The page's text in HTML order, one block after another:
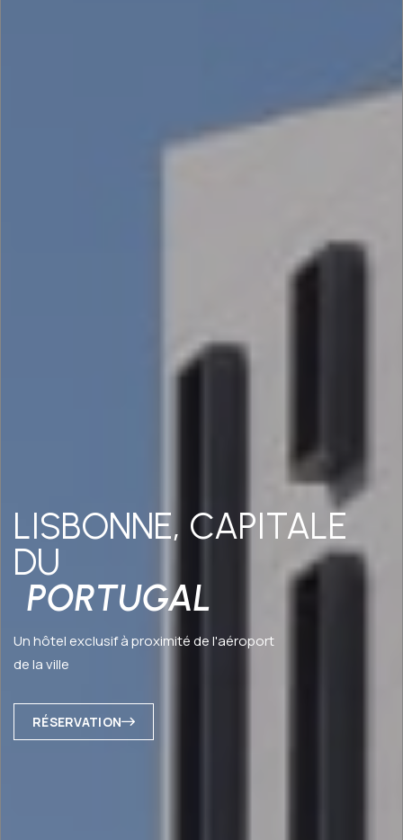
LISBONNE, CAPITALE
DU
PORTUGAL
Un hôtel exclusif à proximité de l'aéroport
de la ville
RÉSERVATION